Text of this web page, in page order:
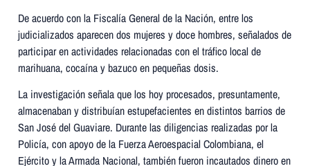
De acuerdo con la Fiscalía General de la Nación, entre los
judicializados aparecen dos mujeres y doce hombres, señalados de
participar en actividades relacionadas con el tráfico local de
marihuana, cocaína y bazuco en pequeñas dosis.
La investigación señala que los hoy procesados, presuntamente,
almacenaban y distribuían estupefacientes en distintos barrios de
San José del Guaviare. Durante las diligencias realizadas por la
Policía, con apoyo de la Fuerza Aeroespacial Colombiana, el
Ejército y la Armada Nacional, también fueron incautados dinero en